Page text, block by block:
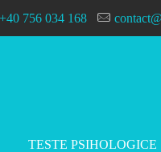
+40 756 034 168
TESTE PSIHOLOGICE